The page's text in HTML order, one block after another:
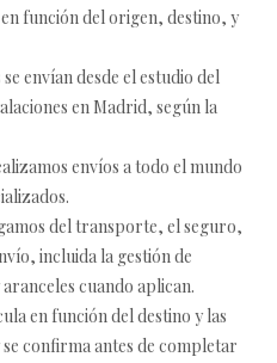
en función del origen, destino, y
se envían desde el estudio del
en Madrid, según la
envíos a todo el mundo
del transporte, el seguro,
incluida la gestión de
cuando aplican.
en función del destino y las
confirma antes de completar